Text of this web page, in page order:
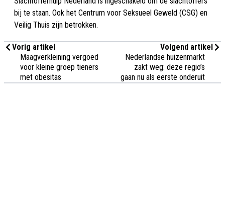
bij te staan. Ook het Centrum voor Seksueel Geweld (CSG) en
Veilig Thuis zijn betrokken.
Vorig artikel
Maagverkleining vergoed
voor kleine groep tieners
met obesitas
Volgend artikel
Nederlandse huizenmarkt
zakt weg: deze regio’s
gaan nu als eerste onderuit